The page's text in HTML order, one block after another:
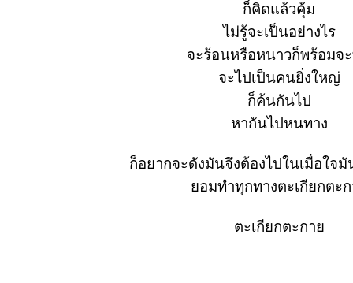
ก็คิดแล้วคุ้ม
ไม่รู้จะเป็นอย่างไร
จะร้อนหรือหนาวก็พร้อมจ
จะไปเป็นคนยิ่งใหญ่
ก็ค้นกันไป
หากันไปหนทาง
ก็อยากจะดังมันจึงต้องไปในเมื่อใจมั
อมทำทุกทางตะเกียกตะ
ตะเกียกตะกา